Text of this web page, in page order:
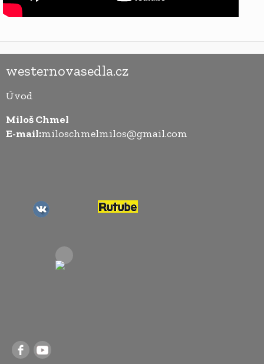
westernovasedla.cz
Úvod
Miloš Chmel
E-mail:miloschmelmilos@gmail.com
. .